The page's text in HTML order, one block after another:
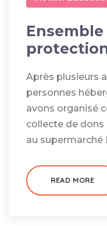
Après plusieurs
personnes
avons organisé
collecte de dons
au supermarché
READ MORE